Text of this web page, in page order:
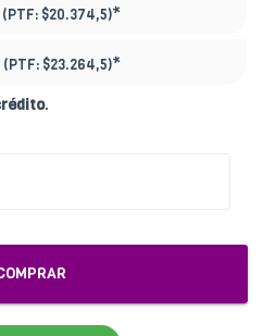
(PTF: $20.374,5)*
(PTF: $23.264,5)*
.